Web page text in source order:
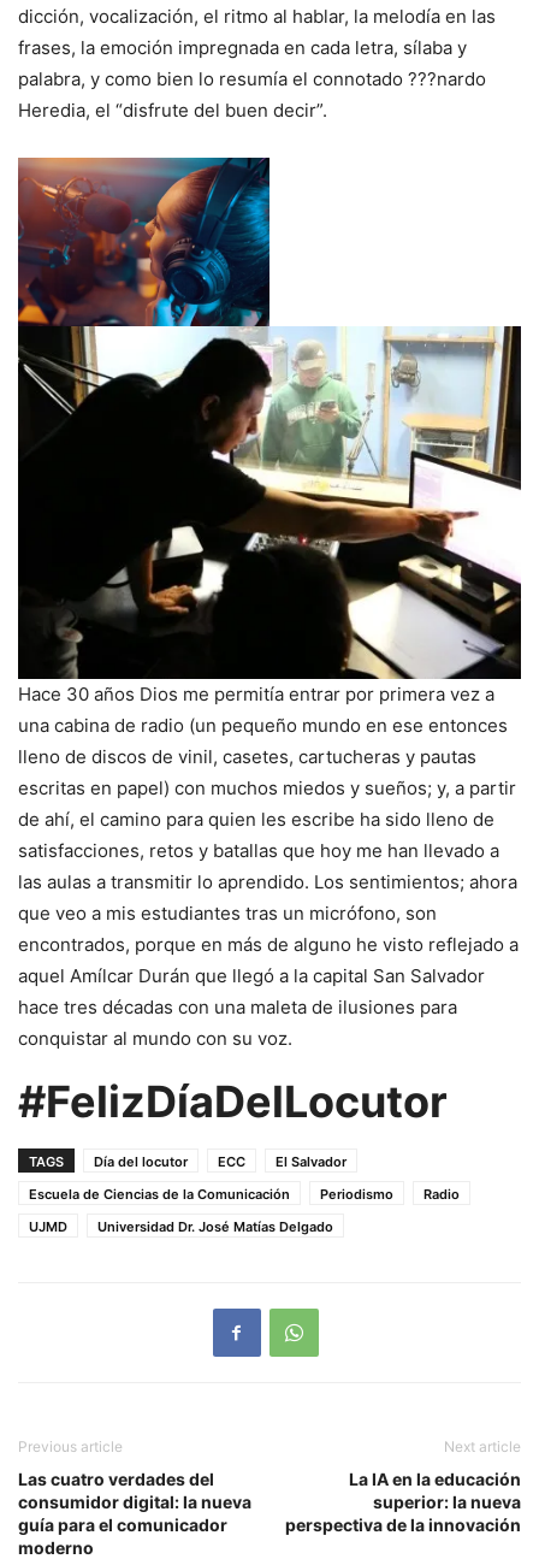
dicción, vocalización, el ritmo al hablar, la melodía en las
frases, la emoción impregnada en cada letra, sílaba y
palabra, y como bien lo resumía el connotado ???nardo
Heredia, el “disfrute del buen decir”.
Hace 30 años Dios me permitía entrar por primera vez a
una cabina de radio (un pequeño mundo en ese entonces
lleno de discos de vinil, casetes, cartucheras y pautas
escritas en papel) con muchos miedos y sueños; y, a partir
de ahí, el camino para quien les escribe ha sido lleno de
satisfacciones, retos y batallas que hoy me han llevado a
las aulas a transmitir lo aprendido. Los sentimientos; ahora
que veo a mis estudiantes tras un micrófono, son
encontrados, porque en más de alguno he visto reflejado a
aquel Amílcar Durán que llegó a la capital San Salvador
hace tres décadas con una maleta de ilusiones para
conquistar al mundo con su voz.
#FelizDíaDelLocutor
TAGS Día del locutor ECC
El Salvador
Escuela de Ciencias de la Comunicación
Periodismo
Radio
UJMD
Universidad Dr. José Matías Delgado
Previous article
Las cuatro verdades del
consumidor digital: la nueva
guía para el comunicador
moderno
Next article
La IA en la educación
superior: la nueva
perspectiva de la innovación